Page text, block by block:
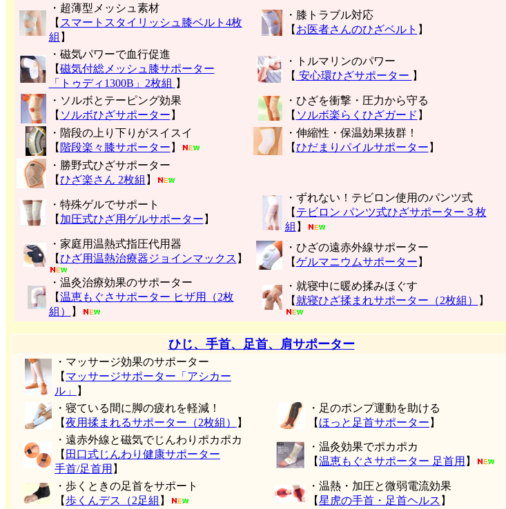
・超薄型メッシュ素材
【 スマートスタイリッシュ膝ベルト4枚
組 】
・膝トラブル対応
【 お医者さんのひざベルト 】
・磁気パワーで血行促進
【磁気付総メッシュ膝サポーター
「トゥディ1300B」2枚組 】
・トルマリンのパワー
【 安心環ひざサポーター 】
・ソルボとテーピング効果
【 ソルボひざサポーター 】
・ひざを衝撃・圧力から守る
【 ソルボ楽らくひざガード 】
・階段の上り下りがスイスイ
【 階段楽々膝サポーター 】
・伸縮性・保温効果抜群！
【ひだまりパイルサポーター 】
・勝野式ひざサポーター
【ひざ楽さん 2枚組 】
・特殊ゲルでサポート
【 加圧式ひざ用ゲルサポーター 】
・ずれない！テビロン使用のパンツ式
【 テビロン パンツ式ひざサポーター３枚
組 】
・家庭用温熱式指圧代用器
【ひざ用温熱治療器ジョインマックス 】
・ひざの遠赤外線サポーター
【ゲルマニウムサポーター 】
・温灸治療効果のサポーター
【温恵もぐさサポーター ヒザ用（2枚
組）
】
・就寝中に暖め揉みほぐす
【 就寝ひざ揉まれサポーター（2枚組） 】
ひじ、手首、足首、肩サポーター
・マッサージ効果のサポーター
【 マッサージサポーター「アシカー
ル」
】
・寝ている間に脚の疲れを軽減！
【夜用揉まれるサポーター（2枚組） 】
・足のポンプ運動を助ける
【 ほっと足首サポーター 】
・遠赤外線と磁気でじんわりポカポカ
【 田口式じんわり健康サポーター
手首/足首用 】
・温灸効果でポカポカ
【温恵もぐさサポーター 足首用 】
・歩くときの足首をサポート
【歩くんデス（2足組 】
・温熱・加圧と微弱電流効果
【星虎の手首・足首ヘルス 】